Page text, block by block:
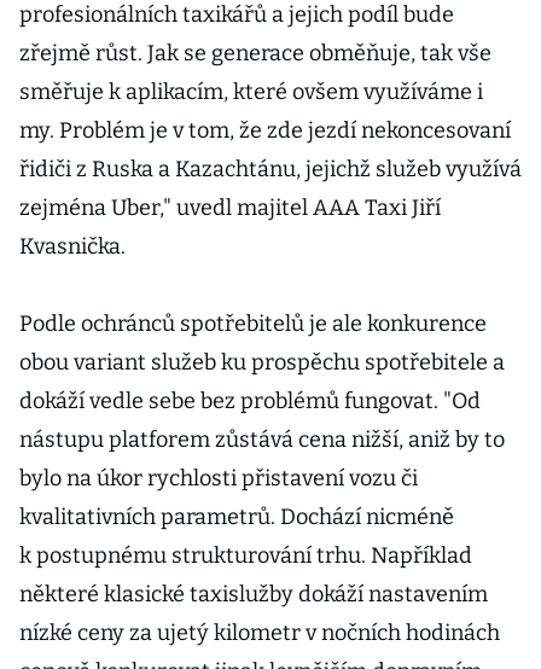
profesionálních taxikářů a jejich podíl bude
zřejmě růst. Jak se generace obměňuje, tak vše
směřuje k aplikacím, které ovšem využíváme i
my. Problém je v tom, že zde jezdí nekoncesovaní
řidiči z Ruska a Kazachtánu, jejichž služeb využívá
zejména Uber," uvedl majitel AAA Taxi Jiří
Kvasnička.
Podle ochránců spotřebitelů je ale konkurence
obou variant služeb ku prospěchu spotřebitele a
dokáží vedle sebe bez problémů fungovat. "Od
nástupu platforem zůstává cena nižší, aniž by to
bylo na úkor rychlosti přistavení vozu či
kvalitativních parametrů. Dochází nicméně
k postupnému strukturování trhu. Například
některé klasické taxislužby dokáží nastavením
nízké ceny za ujetý kilometr v nočních hodinách